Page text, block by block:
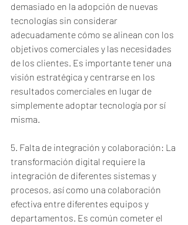
demasiado en la adopción de nuevas
tecnologías sin considerar
adecuadamente cómo se alinean con los
objetivos comerciales y las necesidades
de los clientes. Es importante tener una
visión estratégica y centrarse en los
resultados comerciales en lugar de
simplemente adoptar tecnología por sí
misma.
5. Falta de integración y colaboración: La
transformación digital requiere la
integración de diferentes sistemas y
procesos, así como una colaboración
efectiva entre diferentes equipos y
departamentos. Es común cometer el